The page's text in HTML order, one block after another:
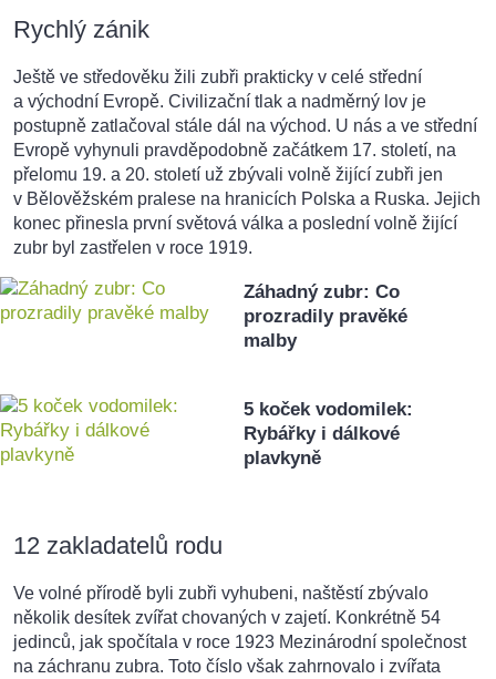
Rychlý zánik
Ještě ve středověku žili zubři prakticky v celé střední
a východní Evropě. Civilizační tlak a nadměrný lov je
postupně zatlačoval stále dál na východ. U nás a ve střední
Evropě vyhynuli pravděpodobně začátkem 17. století, na
přelomu 19. a 20. století už zbývali volně žijící zubři jen
v Bělověžském pralese na hranicích Polska a Ruska. Jejich
konec přinesla první světová válka a poslední volně žijící
zubr byl zastřelen v roce 1919.
Záhadný zubr: Co
prozradily pravěké
malby
5 koček vodomilek:
Rybářky i dálkové
plavkyně
12 zakladatelů rodu
Ve volné přírodě byli zubři vyhubeni, naštěstí zbývalo
několik desítek zvířat chovaných v zajetí. Konkrétně 54
jedinců, jak spočítala v roce 1923 Mezinárodní společnost
na záchranu zubra. Toto číslo však zahrnovalo i zvířata